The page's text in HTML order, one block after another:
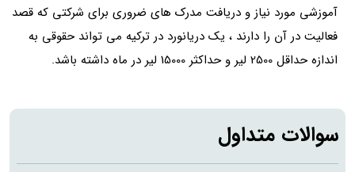
آموزشی مورد نیاز و دریافت مدرک های ضروری برای شرکتی که قصد
فعالیت در آن را دارند ، یک دریانورد در ترکیه می تواند حقوقی به
اندازه حداقل 2500 لیر و حداکثر 15000 لیر در ماه داشته باشد.
سوالات متداول